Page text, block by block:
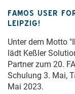
FAMOS USER
LEIPZIG!
Unter dem Motto
lädt Keßler
Partner zum 20.
Schulung 3. Mai,
Mai 2023.